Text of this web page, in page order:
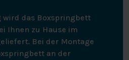
wird das Boxspringbett
Ihnen zu Hause im
Bei der Montage
an der